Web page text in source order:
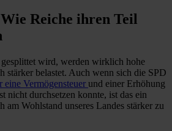
Reiche ihren Teil
gesplittet wird, werden wirklich hohe
stärker belastet. Auch wenn sich die SPD
eine Vermögensteuer und einer Erhöhung
nicht durchsetzen konnte, ist das ein
am Wohlstand unseres Landes stärker zu